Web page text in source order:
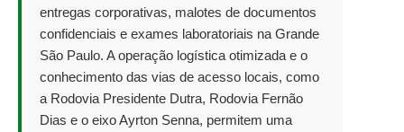
entregas corporativas, malotes de documentos
confidenciais e exames laboratoriais na Grande
São Paulo. A operação logística otimizada e o
conhecimento das vias de acesso locais, como
a Rodovia Presidente Dutra, Rodovia Fernão
Dias e o eixo Ayrton Senna, permitem uma